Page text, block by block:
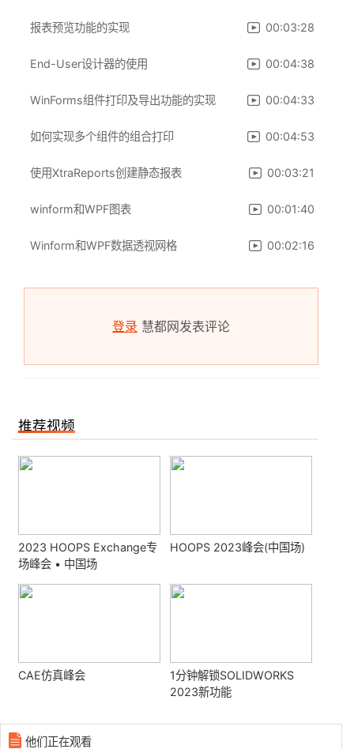
报表预览功能的实现 00:03:28
End-User设计器的使用 00:04:38
WinForms组件打印及导出功能的实现 00:04:33
如何实现多个组件的组合打印 00:04:53
使用XtraReports创建静态报表 00:03:21
winform和WPF图表 00:01:40
Winform和WPF数据透视网格 00:02:16
登录 慧都网发表评论
推荐视频
2023 HOOPS Exchange专
场峰会 • 中国场
HOOPS 2023峰会(中国场)
CAE仿真峰会
1分钟解锁SOLIDWORKS
2023新功能
他们正在观看